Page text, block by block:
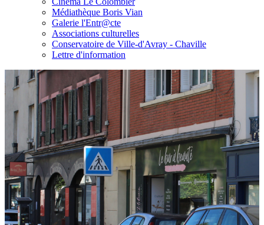
Médiathèque Boris Vian
Galerie l'Entr@cte
Associations culturelles
Conservatoire de Ville-d'Avray - Chaville
Lettre d'information